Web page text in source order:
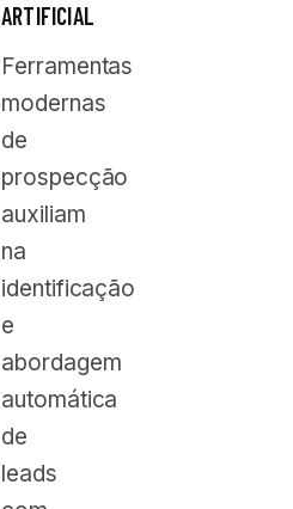
ARTIFICIAL
Ferramentas
modernas
de
prospecção
auxiliam
na
identificação
e
abordagem
automática
de
leads